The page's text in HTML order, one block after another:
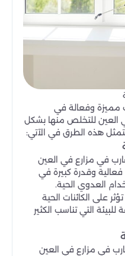
مميزة وفعالة في
العين للتخلص منها بشكل
هذه الطرق في الآتي:
في مزارع في العين
فعالية وقدرة كبيرة في
العدوي الحية.
على الكائنات الحية
التي تناسب الكثير
في مزارع في العين